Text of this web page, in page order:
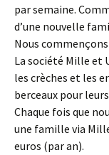
par semaine.
d’une nouvelle
Nous
La société Mille et
les crèches et les
berceaux pour
Chaque fois que
une famille via
euros (par an).